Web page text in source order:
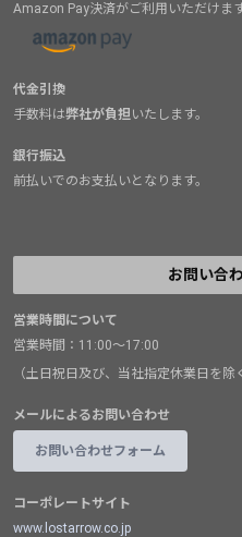
Amazon Pay決済がご利用いただけます
代金引換
手数料は弊社が負担 いたします。
銀行振込
前払いでのお支払いとなります。
お問い合
営業時間について
営業時間：11:00～17:00
（土日祝日及び、当社指定休業日を除
メールによるお問い合わせ
お問い合わせフォーム
コーポレートサイト
www.lostarrow.co.jp